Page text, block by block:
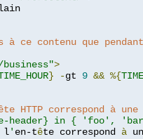
ce contenu que
>
} -gt 9 && %{
HTTP correspond à
header} in { 'foo',
l' en-tête correspond à